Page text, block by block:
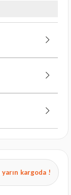
yarın kargoda !